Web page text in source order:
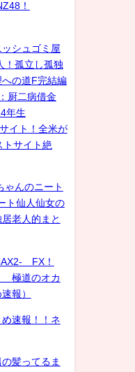
！
シュゴミ屋
！孤立し孤独
の道F完結編
厨二病借金
年生
イト！全米が
トサイト絶
ゃんのニート
ト仙人仙女の
老人的まと
FX！
極道のオカ
報）
速報！！ネ
髪ってるま